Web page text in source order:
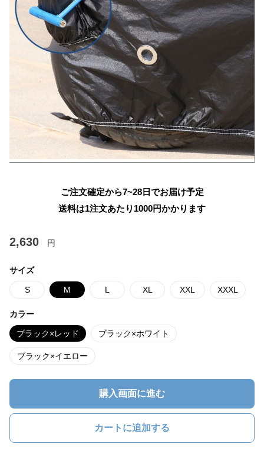
ご注文確定から7~28日でお届け予定
送料は1注文あたり 1000円かかります
2,630 円
サイズ
S M L XL XXL XXXL
カラー
ブラック×レッド ブラック×ホワイト
ブラック×イエロー
購入画面に進む
カートに追加する